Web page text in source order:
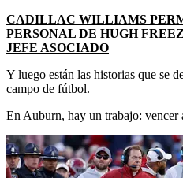
CADILLAC WILLIAMS
PERSONAL DE HUGH
JEFE ASOCIADO
Y luego están las historias que se
campo de fútbol.
En Auburn, hay un trabajo: vencer